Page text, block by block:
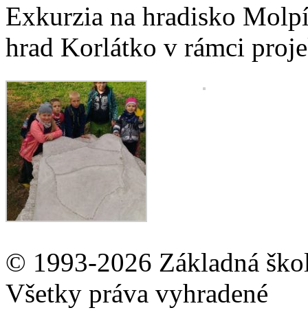
Exkurzia na hradisko
hrad Korlátko v rámci
© 1993-2026 Základná
Všetky práva vyhradené